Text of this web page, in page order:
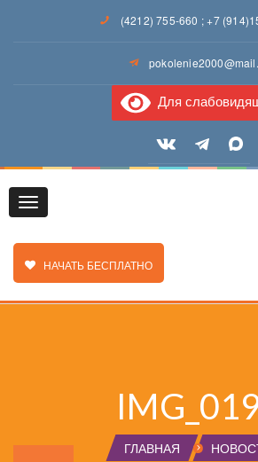
(4212) 755-660 ;+7
Для
Toggle
ЗАКАЗАТЬ ЗВОНОК
НАЧАТЬ БЕСПЛАТНО
ГЛАВНАЯ